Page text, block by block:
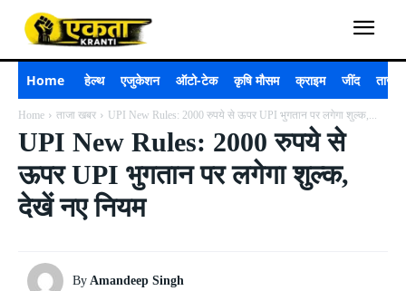
Home हेल्थ एजुकेशन ऑटो-टेक कृषि मौसम क्राइम जींद ताजा
Home ताजा खबर UPI New Rules: 2000 रुपये से ऊपर UPI भुगतान पर लगेगा शुल्क,...
UPI New Rules: 2000 रुपये से
ऊपर UPI भुगतान पर लगेगा शुल्क,
देखें नए नियम
By Amandeep Singh